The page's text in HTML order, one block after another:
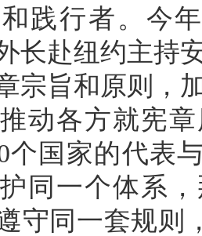
践行者。今
长赴纽约主持
宗旨和原则，
动各方就宪
个国家的代表
同一个体系
守同一套规则